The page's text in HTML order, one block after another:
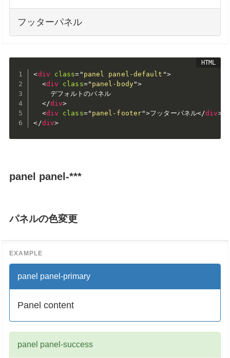
フッターパネル
<div class= " panel panel-default ">
<div class=" panel-body">
    デフォルトのパネル
</div>
<div class=" panel-footer">フッターパネル</div>
</div>
panel panel-***
パネルの色変更
panel panel-primary
Panel content
panel panel-success